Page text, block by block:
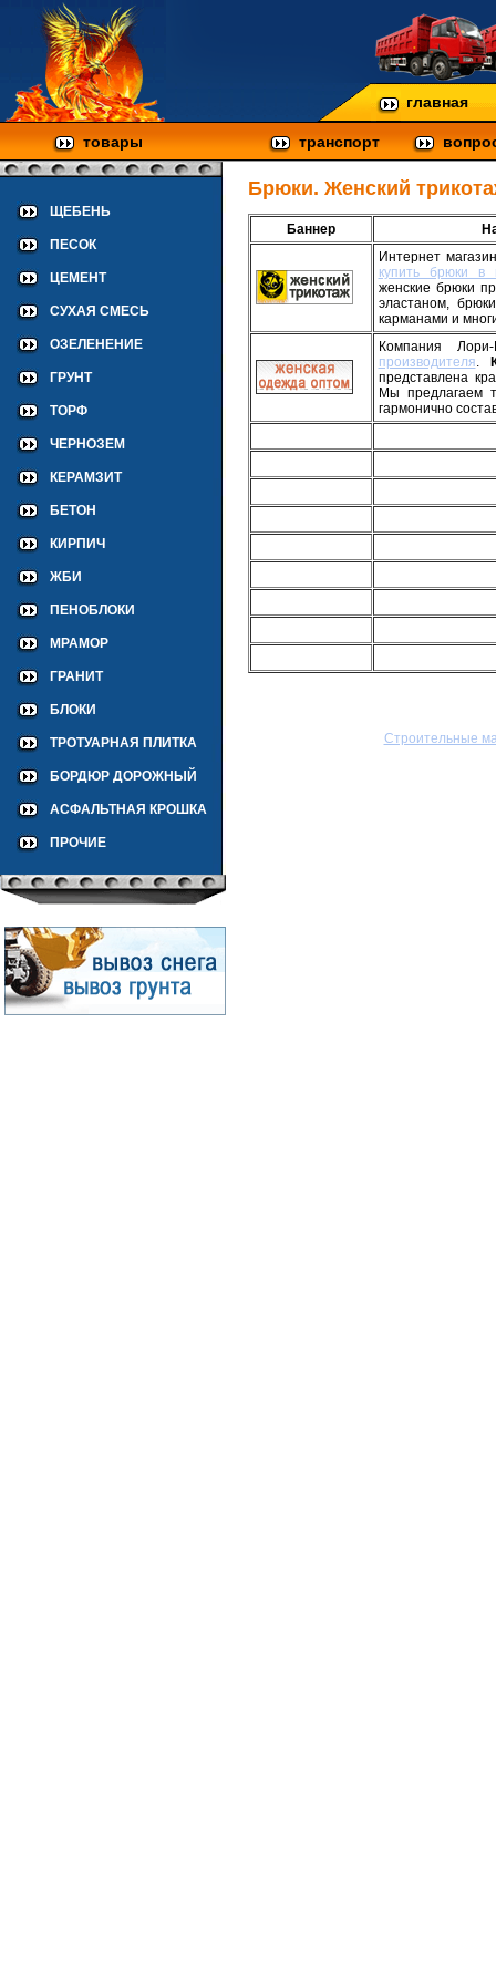
главная
товары транспорт
ЩЕБЕНЬ
ПЕСОК
ЦЕМЕНТ
СУХАЯ СМЕСЬ
ОЗЕЛЕНЕНИЕ
ГРУНТ
ТОРФ
ЧЕРНОЗЕМ
КЕРАМЗИТ
БЕТОН
КИРПИЧ
ЖБИ
ПЕНОБЛОКИ
МРАМОР
ГРАНИТ
БЛОКИ
ТРОТУАРНАЯ ПЛИТКА
БОРДЮР ДОРОЖНЫЙ
АСФАЛЬТНАЯ КРОШКА
ПРОЧИЕ
Брюки. Женский
Баннер
Интернет
купить брюки в
женские брюки
эластаном,
карманами и
Компания
производителя.
представлена
Мы предлагаем
гармонично
Строительные